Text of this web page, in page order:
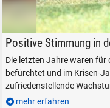
Modelleisenbahn-Branche
Positive Stimmung in
Die letzten Jahre waren
befürchtet und im Krisen-
zufriedenstellende
mehr erfahren